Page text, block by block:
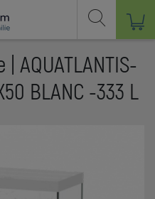
AQUATLANTIS-
BLANC -333 L